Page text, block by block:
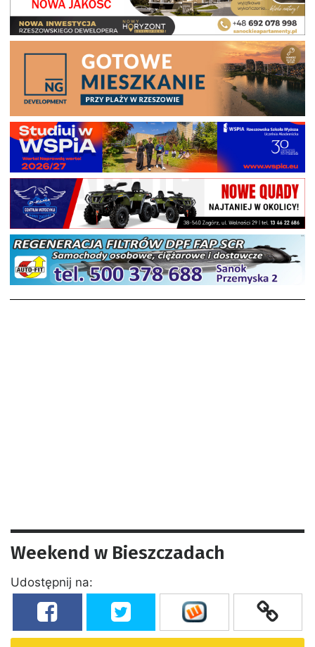
Weekend w Bieszczadach
Udostępnij na: